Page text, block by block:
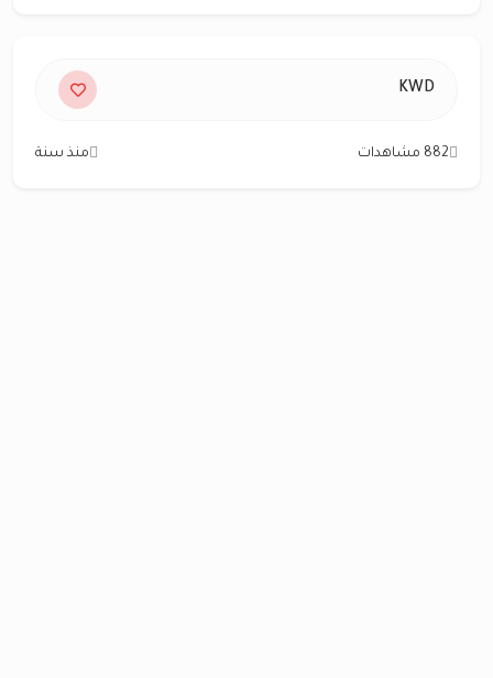
KWD
882 مشاهدات منذ سنة